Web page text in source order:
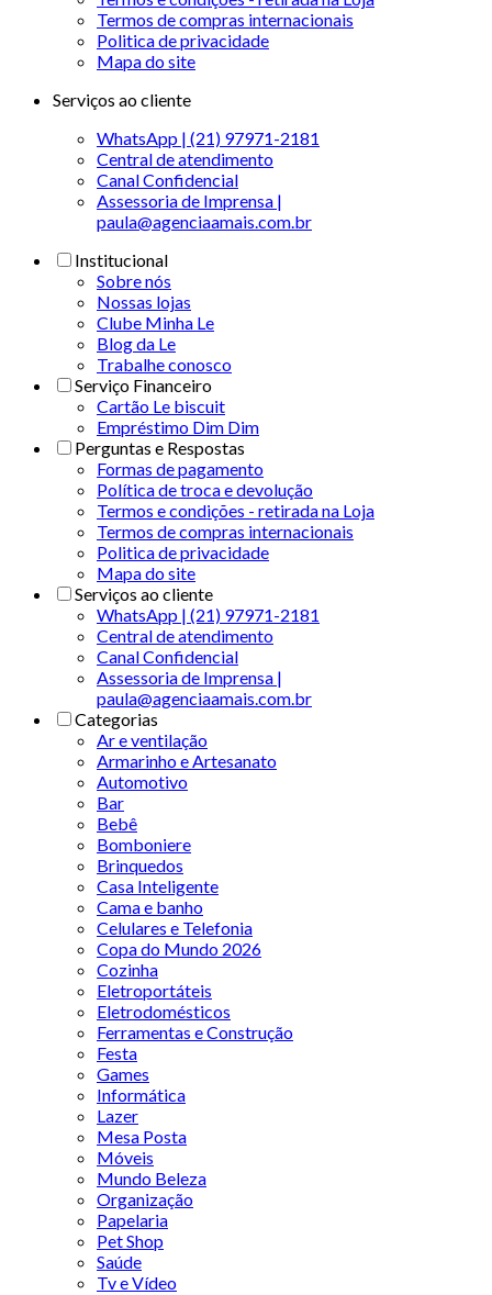
Termos de compras internacionais
Politica de privacidade
Mapa do site
Serviços ao cliente
WhatsApp | (21) 97971-2181
Central de atendimento
Canal Confidencial
Assessoria de Imprensa |
paula@agenciaamais.com.br
Institucional
Sobre nós
Nossas lojas
Clube Minha Le
Blog da Le
Trabalhe conosco
Serviço Financeiro
Cartão Le biscuit
Empréstimo Dim Dim
Perguntas e Respostas
Formas de pagamento
Política de troca e devolução
Termos e condições - retirada na Loja
Termos de compras internacionais
Politica de privacidade
Mapa do site
Serviços ao cliente
WhatsApp | (21) 97971-2181
Central de atendimento
Canal Confidencial
Assessoria de Imprensa |
paula@agenciaamais.com.br
Categorias
Ar e ventilação
Armarinho e Artesanato
Automotivo
Bar
Bebê
Bomboniere
Brinquedos
Casa Inteligente
Cama e banho
Celulares e Telefonia
Copa do Mundo 2026
Cozinha
Eletroportáteis
Eletrodomésticos
Ferramentas e Construção
Festa
Games
Informática
Lazer
Mesa Posta
Móveis
Mundo Beleza
Organização
Papelaria
Pet Shop
Saúde
Tv e Vídeo